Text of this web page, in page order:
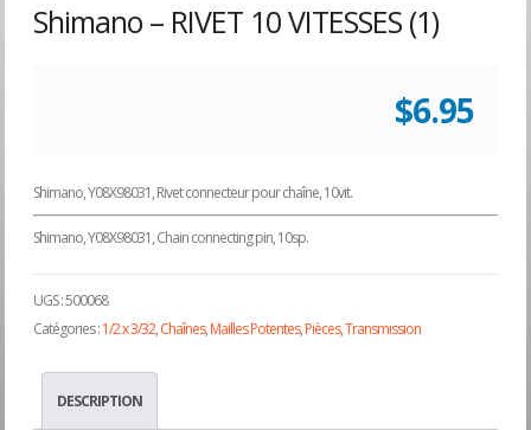
Shimano – RIVET 10 VITESSES (1)
$6.95
Shimano, Y08X98031, Rivet connecteur pour chaîne, 10vit.
Shimano, Y08X98031, Chain connecting pin, 10sp.
UGS :500068
Catégories :1/2 x 3/32,Chaînes,Mailles Potentes,Pièces,Transmission
DESCRIPTION